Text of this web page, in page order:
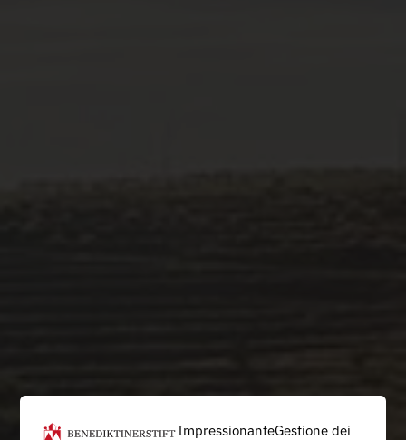
ImpressionanteGestione dei